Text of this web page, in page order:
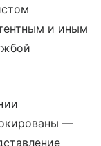
и иным
—